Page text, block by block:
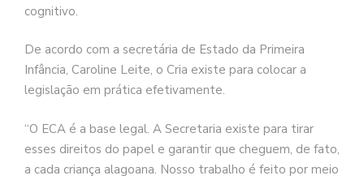
cognitivo.
De acordo com a secretária de Estado da Primeira
Infância, Caroline Leite, o Cria existe para colocar a
legislação em prática efetivamente.
“O ECA é a base legal. A Secretaria existe para tirar
esses direitos do papel e garantir que cheguem, de fato,
a cada criança alagoana. Nosso trabalho é feito por meio